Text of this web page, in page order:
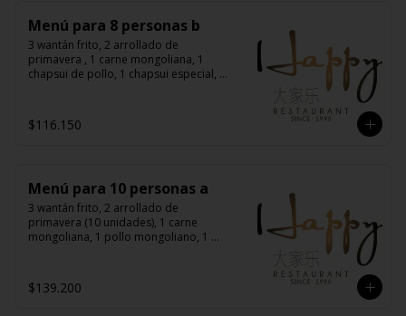
Menú para 8 personas b
3 wantán frito, 2 arrollado de
primavera , 1 carne mongoliana, 1
chapsui de pollo, 1 chapsui especial, 1
chaufán
$116.150
Menú para 10 personas a
3 wantán frito, 2 arrollado de
primavera (10 unidades), 1 carne
mongoliana, 1 pollo mongoliano, 1
chitén, 1 pollo tausí, 10 arroz chaufán
$139.200